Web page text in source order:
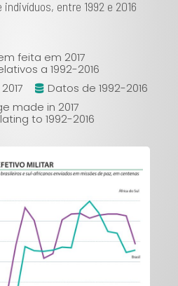
entre 1992 e 2016
feita em 2017
a 1992-2016
Datos de 1992-2016
made in 2017
to 1992-2016